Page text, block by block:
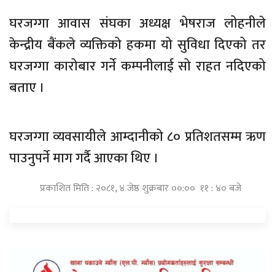
घरजग्गा आवास संघका अध्यक्ष भेषराज लोहनीले
केन्द्रीय बैंकले व्यक्तिको हकमा यो सुविधा दिएको तर
घरजग्गा कारोबार गर्ने कम्पनीलाई सो राहत नदिएको
बताए ।
घरजग्गा व्यवसायीले आम्दानीको ८० प्रतिशतसम्म ऋण
पाउनुपर्ने माग गर्दै आएका थिए ।
प्रकाशित मिति : २०८१, ४ जेष्ठ शुक्रबार ००:०० ११ : ४० बजे